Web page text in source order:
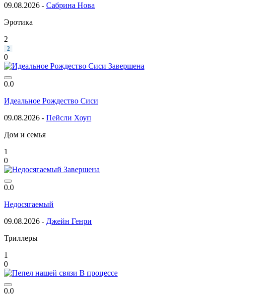
09.08.2026 - Сабрина Нова
Эротика
2
2
0
Завершена
0.0
Идеальное Рождество Сиси
09.08.2026 - Пейсли Хоуп
Дом и семья
1
0
Завершена
0.0
Недосягаемый
09.08.2026 - Джейн Генри
Триллеры
1
0
В процессе
0.0